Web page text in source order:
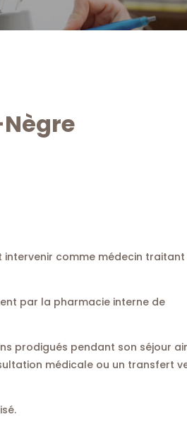
intervenir comme médecin traitant
par la pharmacie interne de
prodigués pendant son séjour
médicale ou un transfert